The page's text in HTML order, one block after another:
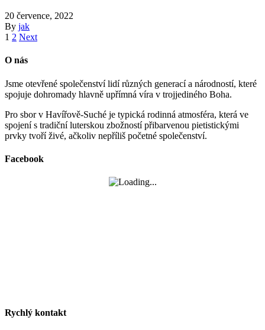
20 července, 2022
By jak
1 2 Next
O nás
Jsme otevřené společenství lidí různých generací a národností, které
spojuje dohromady hlavně upřímná víra v trojjediného Boha.
Pro sbor v Havířově-Suché je typická rodinná atmosféra, která ve
spojení s tradiční luterskou zbožností přibarvenou pietistickými
prvky tvoří živé, ačkoliv nepříliš početné společenství.
Facebook
Rychlý kontakt